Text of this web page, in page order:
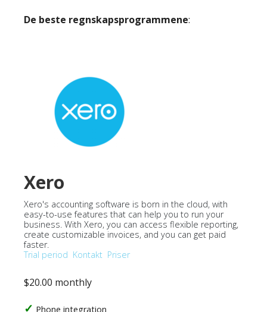
De beste regnskapsprogrammene:
Xero
Xero's accounting software is born in the cloud, with
easy-to-use features that can help you to run your
business. With Xero, you can access flexible reporting,
create customizable invoices, and you can get paid
faster.
Trial period Kontakt Priser
$20.00 monthly
Phone integration